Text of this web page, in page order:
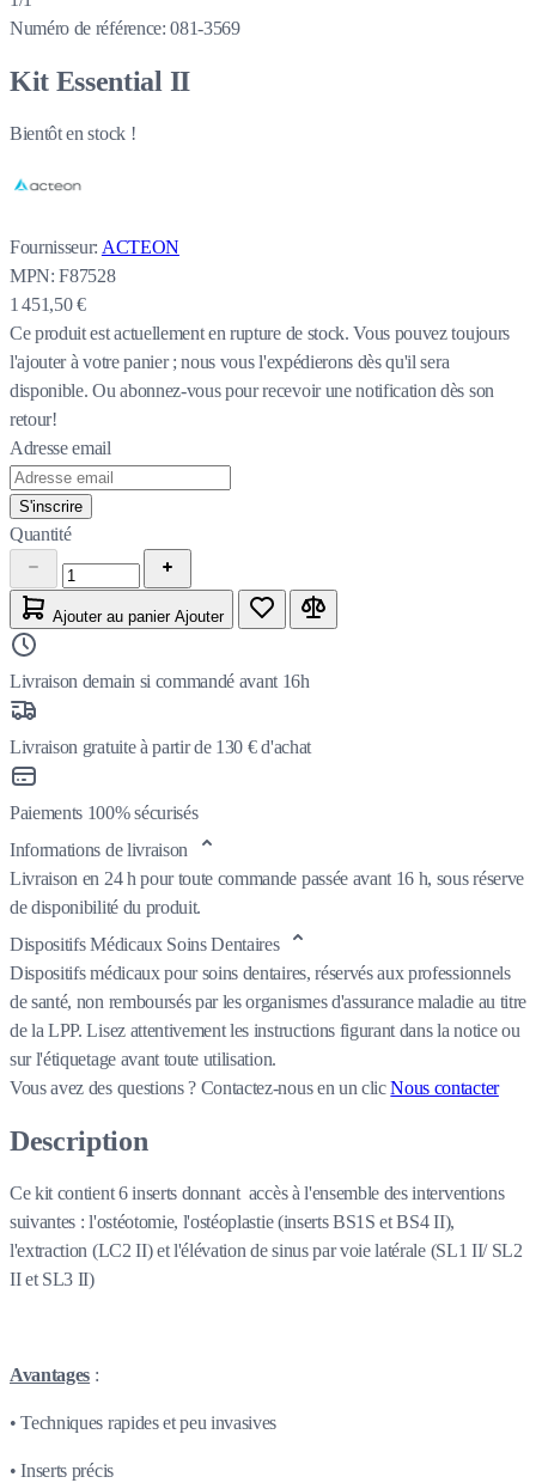
Numéro de référence: 081-3569
Kit Essential II
Bientôt en stock !
Fournisseur: ACTEON
MPN: F87528
1 451,50 €
Ce produit est actuellement en rupture de stock. Vous pouvez toujours
l'ajouter à votre panier ; nous vous l'expédierons dès qu'il sera
disponible. Ou abonnez-vous pour recevoir une notification dès son
retour!
Adresse email
S'inscrire
Quantité
Ajouter au panier Ajouter
Livraison demain si commandé avant 16h
Livraison gratuite à partir de 130 € d'achat
Paiements 100% sécurisés
Informations de livraison
Livraison en 24 h pour toute commande passée avant 16 h, sous réserve
de disponibilité du produit.
Dispositifs Médicaux Soins Dentaires
Dispositifs médicaux pour soins dentaires, réservés aux professionnels
de santé, non remboursés par les organismes d'assurance maladie au titre
de la LPP. Lisez attentivement les instructions figurant dans la notice ou
sur l'étiquetage avant toute utilisation.
Vous avez des questions ? Contactez-nous en un clicNous contacter
Description
Ce kit contient 6 inserts donnant accès à l'ensemble des interventions
suivantes : l'ostéotomie, l'ostéoplastie (inserts BS1S et BS4 II),
l'extraction (LC2 II) et l'élévation de sinus par voie latérale (SL1 II/ SL2
II et SL3 II)
Avantages :
• Techniques rapides et peu invasives
• Inserts précis